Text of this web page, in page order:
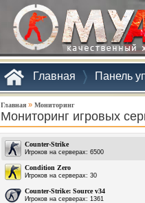
Главная Панель
Главная » Мониторинг
Мониторинг игровых
Counter-Strike
Игроков на серверах: 6500
Condition Zero
Игроков на серверах: 30
Counter-Strike: Source v34
Игроков на серверах: 1361